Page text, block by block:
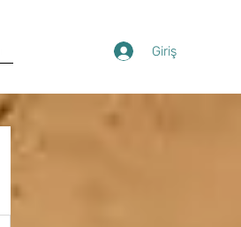
Giriş